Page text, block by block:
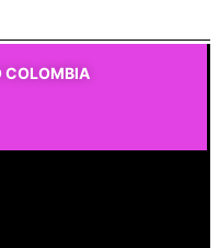
COLOMBIA